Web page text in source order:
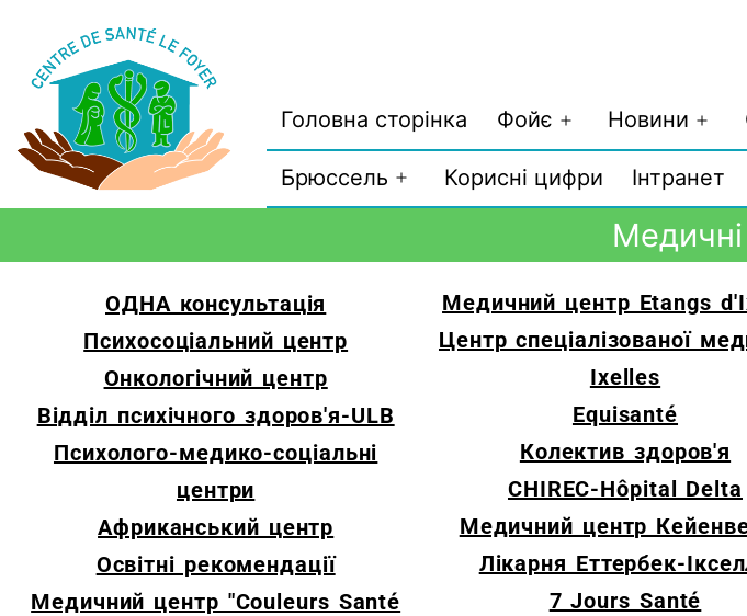
Головна сторінка Фойє Новини
Брюссель Корисні цифри Інтранет
ОДНА консультація
Психосоціальний центр
Онкологічний центр
Відділ психічного здоров'я-ULB
Психолого-медико-соціальні
центри
Африканський центр
Освітні рекомендації
Медичний центр "Couleurs Santé
Медичний центр Etangs
Центр спеціалізованої
Ixelles
Equisanté
Колектив здоров'я
CHIREC-Hôpital Delta
Медичний центр
Лікарня Еттербек-
7 Jours Santé